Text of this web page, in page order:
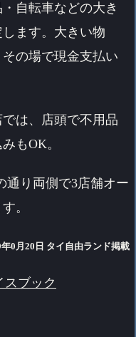
自転車などの大き
ます。大きい物
の場で現金支払い
は、店頭で不用品
もOK。
通り両側で3店舗オー
。
0月20日 タイ自由ランド掲載
スブック